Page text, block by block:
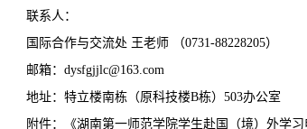
联系人：
国际合作与交流处 王老师 （0731-88228205）
邮箱：dysfgjjlc@163.com
地址：特立楼南栋（原科技楼B栋）503办公室
附件：《湖南第一师范学院学生赴国（境）外学习